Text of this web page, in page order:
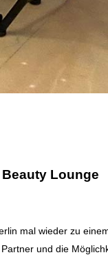
Lounge
mal wieder zu
und die